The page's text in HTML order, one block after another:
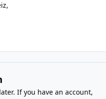
If you have an account,